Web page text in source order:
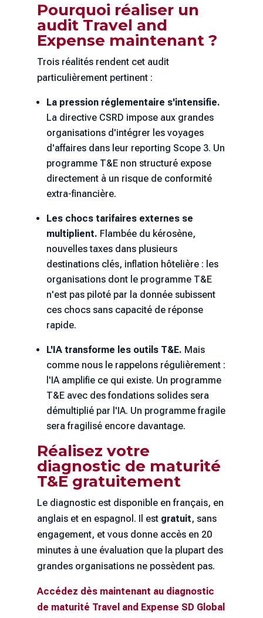
Pourquoi réaliser un
audit Travel and
Expense maintenant ?
Trois réalités rendent cet audit
particulièrement pertinent :
La pression réglementaire s'intensifie.
La directive CSRD impose aux grandes
organisations d'intégrer les voyages
d'affaires dans leur reporting Scope 3. Un
programme T&E non structuré expose
directement à un risque de conformité
extra-financière.
Les chocs tarifaires externes se
multiplient. Flambée du kérosène,
nouvelles taxes dans plusieurs
destinations clés, inflation hôtelière : les
organisations dont le programme T&E
n'est pas piloté par la donnée subissent
ces chocs sans capacité de réponse
rapide.
L'IA transforme les outils T&E. Mais
comme nous le rappelons régulièrement :
l'IA amplifie ce qui existe. Un programme
T&E avec des fondations solides sera
démultiplié par l'IA. Un programme fragile
sera fragilisé encore davantage.
Réalisez votre
diagnostic de maturité
T&E gratuitement
Le diagnostic est disponible en français, en
anglais et en espagnol. Il est gratuit, sans
engagement, et vous donne accès en 20
minutes à une évaluation que la plupart des
grandes organisations ne possèdent pas.
Accédez dès maintenant au diagnostic
de maturité Travel and Expense SD Global